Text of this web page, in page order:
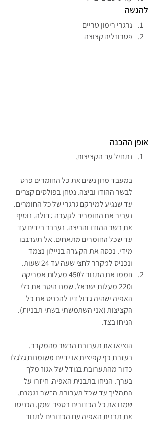
להגשה
גרגרי רימון טריים
פטרוזליה קצוצה
אופן ההכנה
נתחיל עם הקציצות.
במעבד מזון נשים את כל החומרים פרט
לבשר ההודו וביצה. נטחן בפולסים קצרים
עד שנגיע למירקם גרגרי של כל החומרים.
נעביר את החומרים לקערה גדולה. נוסיף
את בשר ההודו והביצה. נערבב בידים עד
עד שכל החומרים מתאחים. אל תערבבו
מידי. נכסה את הקערה בניילון נצמד
ונכניס למקרר לחצי שעה עד 24 שעות.
חממו את התנור ל450 מעלות אמריקה
ו220 מעלות ישראל. שמנו היטב את כלי
האפיה ישהיה גדול דיו להכניס את כל
הקציצות (אני השתמשתי בשתי תבניות).
הניחו בצד.
הוציאו את תערובת הבשר מהמקרר.
בעזרת כף קפיצית או ידיים משומנות גלגלו
כדור מהתערובת בגודל של אגוז מלך
בערך. הניחו בתבנית האפיה. חיזרו על
התהליך עד שכל תערובת הבשר נגמרת.
שמנו את כל הכדורים בספרי שמן. הכניסו
את תבנית האפיה עם הכדורים לתנור